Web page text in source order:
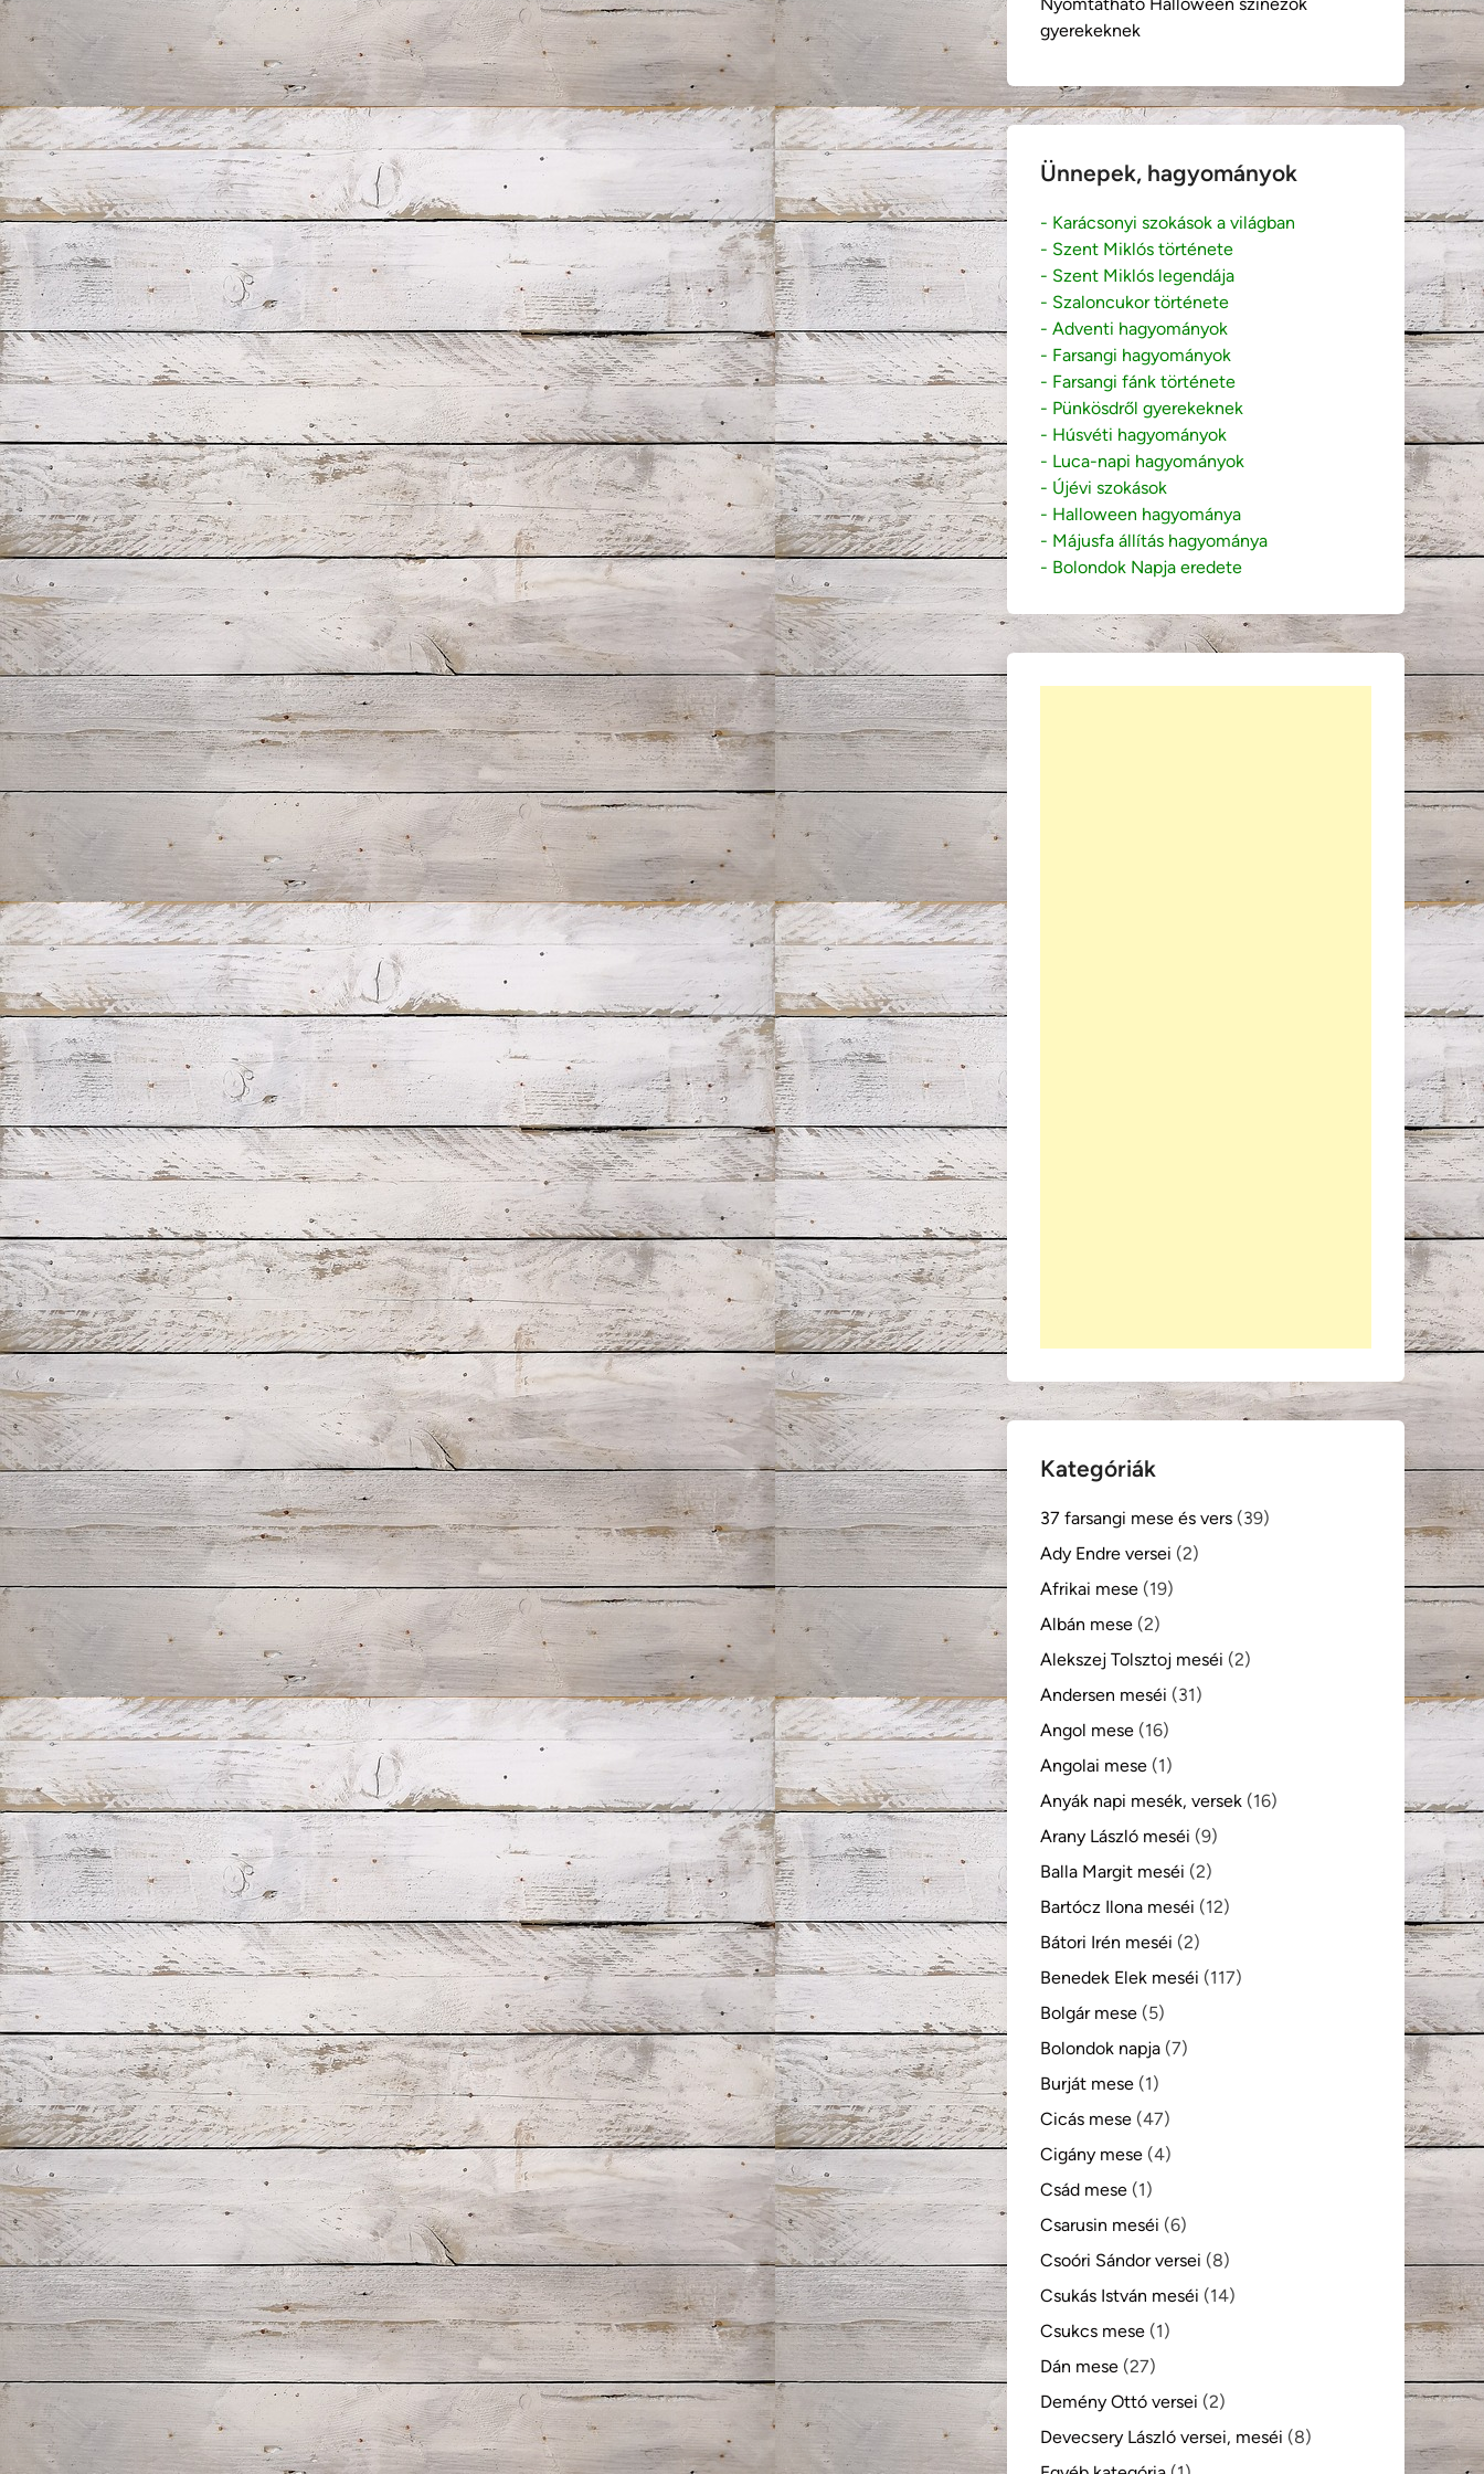
gyerekeknek
Ünnepek, hagyományok
- Karácsonyi szokások a világban
- Szent Miklós története
- Szent Miklós legendája
- Szaloncukor története
- Adventi hagyományok
- Farsangi hagyományok
- Farsangi fánk története
- Pünkösdről gyerekeknek
- Húsvéti hagyományok
- Luca-napi hagyományok
- Újévi szokások
- Halloween hagyománya
- Májusfa állítás hagyománya
- Bolondok Napja eredete
Kategóriák
37 farsangi mese és vers (39)
Ady Endre versei (2)
Afrikai mese (19)
Albán mese (2)
Alekszej Tolsztoj meséi (2)
Andersen meséi (31)
Angol mese (16)
Angolai mese (1)
Anyák napi mesék, versek (16)
Arany László meséi (9)
Balla Margit meséi (2)
Bartócz Ilona meséi (12)
Bátori Irén meséi (2)
Benedek Elek meséi (117)
Bolgár mese (5)
Bolondok napja (7)
Burját mese (1)
Cicás mese (47)
Cigány mese (4)
Csád mese (1)
Csarusin meséi (6)
Csoóri Sándor versei (8)
Csukás István meséi (14)
Csukcs mese (1)
Dán mese (27)
Demény Ottó versei (2)
Devecsery László versei, meséi (8)